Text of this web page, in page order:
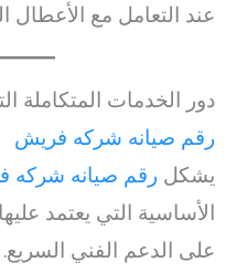
عند التعامل مع
دور الخدمات المتكاملة
رقم صيانه شركه فريش
يشكل رقم صيانه شركه
الأساسية التي يعتمد
على الدعم الفني